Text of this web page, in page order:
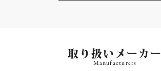
取り扱いメーカー
Manufacturers